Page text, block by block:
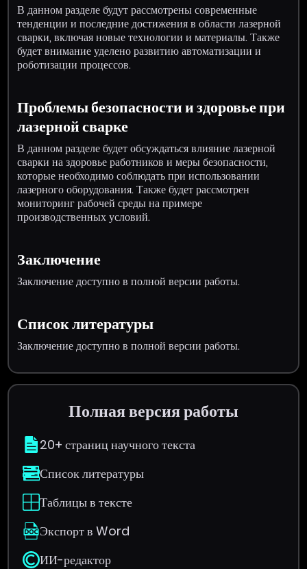
В данном разделе будут рассмотрены современные
тенденции и последние достижения в области лазерной
сварки, включая новые технологии и материалы. Также
будет внимание уделено развитию автоматизации и
роботизации процессов.
Проблемы безопасности и здоровье при
лазерной сварке
В данном разделе будет обсуждаться влияние лазерной
сварки на здоровье работников и меры безопасности,
которые необходимо соблюдать при использовании
лазерного оборудования. Также будет рассмотрен
мониторинг рабочей среды на примере
производственных условий.
Заключение
Заключение доступно в полной версии работы.
Список литературы
Заключение доступно в полной версии работы.
Полная версия работы
20+ страниц научного текста
Список литературы
Таблицы в тексте
Экспорт в Word
ИИ-редактор